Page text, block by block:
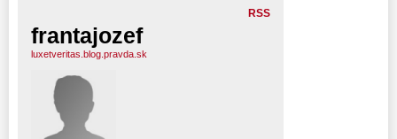
RSS
frantajozef
luxetveritas.blog.pravda.sk